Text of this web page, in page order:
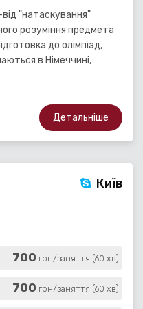
"натаскування"
розуміння предмета
до олімпіад,
в Німеччині,
Детальніше
Київ
700 грн/заняття (60 хв)
700 грн/заняття (60 хв)